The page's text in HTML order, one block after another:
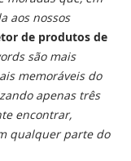
aos nossos
de produtos de
são mais
memoráveis do
apenas três
encontrar,
qualquer parte do